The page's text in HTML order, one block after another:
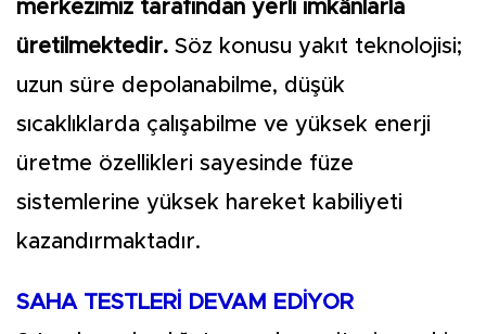
merkezimiz tarafından yerli imkânlarla
üretilmektedir. Söz konusu yakıt teknolojisi;
uzun süre depolanabilme, düşük
sıcaklıklarda çalışabilme ve yüksek enerji
üretme özellikleri sayesinde füze
sistemlerine yüksek hareket kabiliyeti
kazandırmaktadır.
SAHA TESTLERİ DEVAM EDİYOR